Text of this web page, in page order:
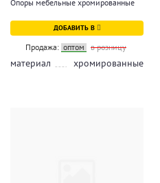
Опоры мебельные хромированные
ДОБАВИТЬ В
Продажа: оптом в розницу
материал хромированные